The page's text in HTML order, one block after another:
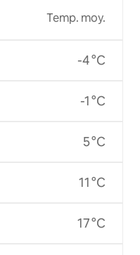
Temp. moy.
-4 °C
-1 °C
5 °C
11 °C
17 °C